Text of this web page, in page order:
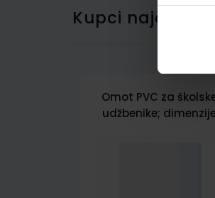
Kupci najčešće
Omot PVC za
udžbenike;